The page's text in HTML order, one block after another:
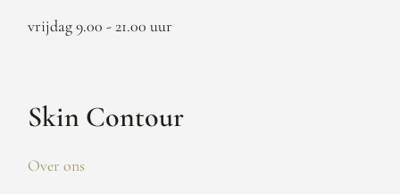
vrijdag 9.00 - 21.00 uur
Skin Contour
Over ons